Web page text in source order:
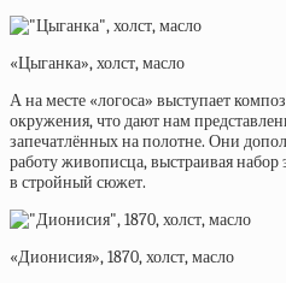
«Цыганка», холст, масло
А на месте «логоса» выступает
окружения, что дают нам
запечатлённых на полотне. Они
работу живописца, выстраивая
в стройный сюжет.
«Дионисия», 1870, холст, масло